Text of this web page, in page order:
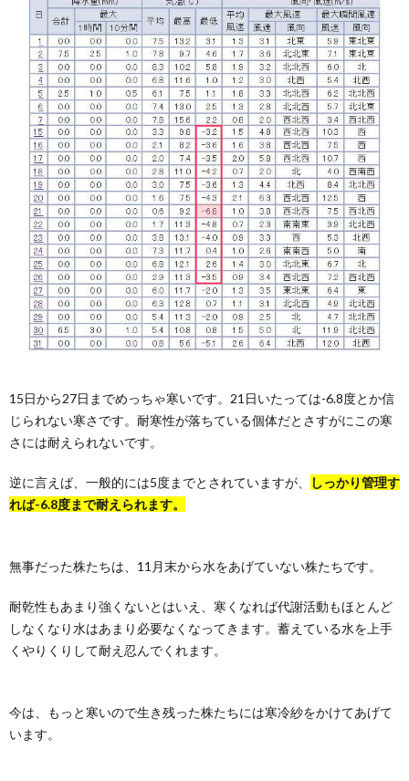
15日から27日までめっちゃ寒いです。21日いたっては-6.8度とか信
じられない寒さです。耐寒性が落ちている個体だとさすがにこの寒
さには耐えられないです。
逆に言えば、一般的には5度までとされていますが、
しっかり管理す
れば-6.8度まで耐えられます。
無事だった株たちは、11月末から水をあげていない株たちです。
耐乾性もあまり強くないとはいえ、寒くなれば代謝活動もほとんど
しなくなり水はあまり必要なくなってきます。蓄えている水を上手
くやりくりして耐え忍んでくれます。
今は、もっと寒いので生き残った株たちには寒冷紗をかけてあげて
います。